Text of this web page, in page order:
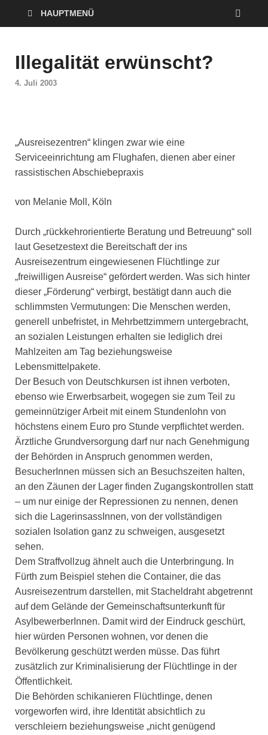
HAUPTMENÜ
Illegalität erwünscht?
4. Juli 2003
„Ausreisezentren“ klingen zwar wie eine
Serviceeinrichtung am Flughafen, dienen aber einer
rassistischen Abschiebepraxis
von Melanie Moll, Köln
Durch „rückkehrorientierte Beratung und Betreuung“ soll
laut Gesetzestext die Bereitschaft der ins
Ausreisezentrum eingewiesenen Flüchtlinge zur
„freiwilligen Ausreise“ gefördert werden. Was sich hinter
dieser „Förderung“ verbirgt, bestätigt dann auch die
schlimmsten Vermutungen: Die Menschen werden,
generell unbefristet, in Mehrbettzimmern untergebracht,
an sozialen Leistungen erhalten sie lediglich drei
Mahlzeiten am Tag beziehungsweise
Lebensmittelpakete.
Der Besuch von Deutschkursen ist ihnen verboten,
ebenso wie Erwerbsarbeit, wogegen sie zum Teil zu
gemeinnütziger Arbeit mit einem Stundenlohn von
höchstens einem Euro pro Stunde verpflichtet werden.
Ärztliche Grundversorgung darf nur nach Genehmigung
der Behörden in Anspruch genommen werden,
BesucherInnen müssen sich an Besuchszeiten halten,
an den Zäunen der Lager finden Zugangskontrollen statt
– um nur einige der Repressionen zu nennen, denen
sich die LagerinsassInnen, von der vollständigen
sozialen Isolation ganz zu schweigen, ausgesetzt
sehen.
Dem Straffvollzug ähnelt auch die Unterbringung. In
Fürth zum Beispiel stehen die Container, die das
Ausreisezentrum darstellen, mit Stacheldraht abgetrennt
auf dem Gelände der Gemeinschaftsunterkunft für
AsylbewerberInnen. Damit wird der Eindruck geschürt,
hier würden Personen wohnen, vor denen die
Bevölkerung geschützt werden müsse. Das führt
zusätzlich zur Kriminalisierung der Flüchtlinge in der
Öffentlichkeit.
Die Behörden schikanieren Flüchtlinge, denen
vorgeworfen wird, ihre Identität absichtlich zu
verschleiern beziehungsweise „nicht genügend